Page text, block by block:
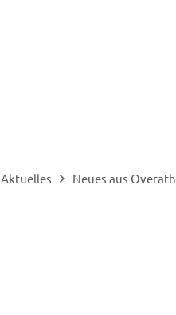
Aktuelles Neues aus Overath